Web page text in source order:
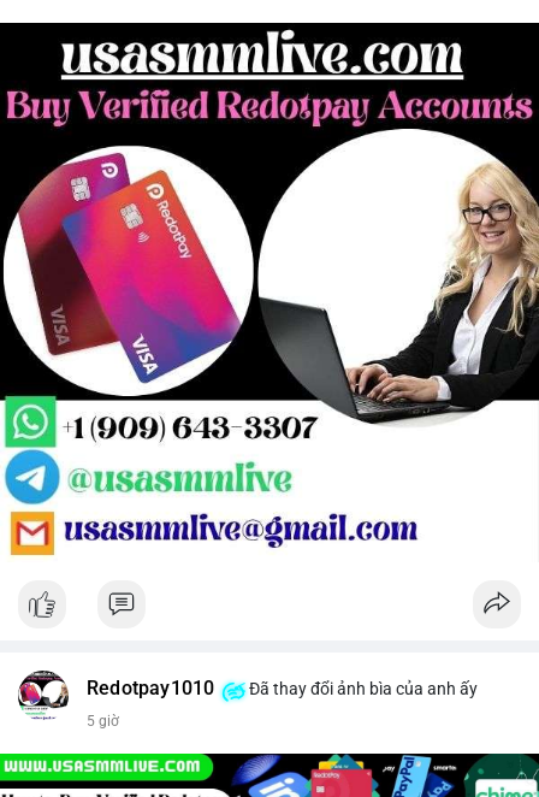
Redotpay1010 Đã thay đổi ảnh bìa của anh ấy
5 giờ